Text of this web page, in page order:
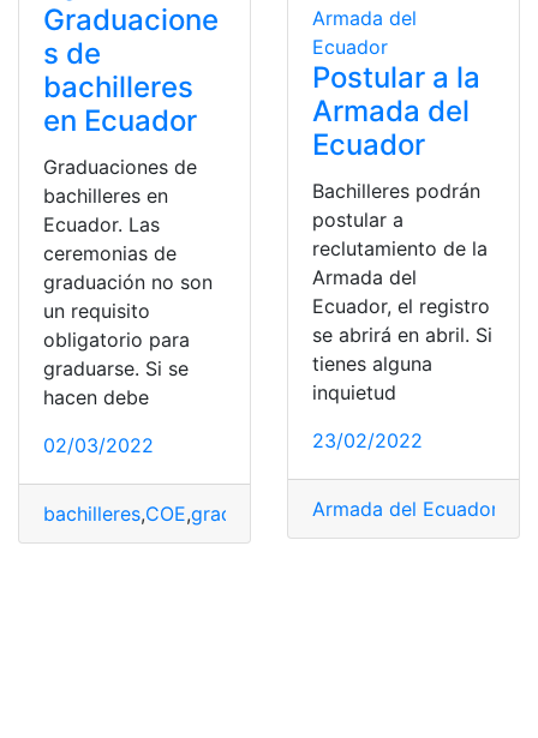
Graduacione
s de
bachilleres
en Ecuador
Graduaciones de
bachilleres en
Ecuador. Las
ceremonias de
graduación no son
un requisito
obligatorio para
graduarse. Si se
hacen debe
02/03/2022
bachilleres,COE,graduaciones,Lineamientos de
Postular a la
Armada del
Ecuador
Bachilleres podrán
postular a
reclutamiento de la
Armada del
Ecuador, el registro
se abrirá en abril. Si
tienes alguna
inquietud
23/02/2022
Armada del Ecuador